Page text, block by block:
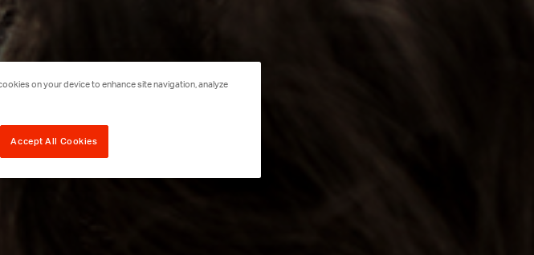
on your device to enhance site navigation, analyze
Accept All Cookies